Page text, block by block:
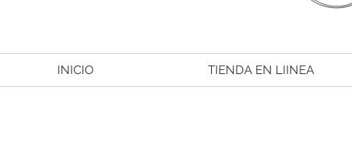
INICIO TIENDA EN LIINEA